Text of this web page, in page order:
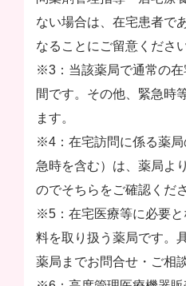
ない場合は、在宅患者で
なることにご留意ください
※3：当該薬局で通常の
間です。その他、緊急時
ます。
※4：在宅訪問に係る薬
急時を含む）は、薬局よ
のでそちらをご確認くださ
※5：在宅医療等に必要
料を取り扱う薬局です。
薬局までお問合せ・ご相